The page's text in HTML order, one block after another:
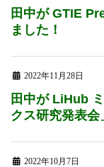
田中が GTIE
ました！
2022年11月28日
田中が LiHub
クス研究発表会
2022年10月7日